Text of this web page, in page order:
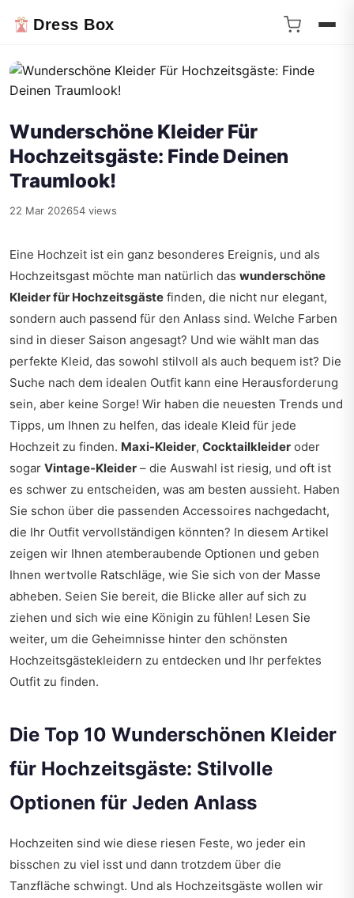
Dress Box
Wunderschöne Kleider Für
Hochzeitsgäste: Finde Deinen
Traumlook!
22 Mar 202654 views
Eine Hochzeit ist ein ganz besonderes Ereignis, und als
Hochzeitsgast möchte man natürlich das wunderschöne
Kleider für Hochzeitsgäste finden, die nicht nur elegant,
sondern auch passend für den Anlass sind. Welche Farben
sind in dieser Saison angesagt? Und wie wählt man das
perfekte Kleid, das sowohl stilvoll als auch bequem ist? Die
Suche nach dem idealen Outfit kann eine Herausforderung
sein, aber keine Sorge! Wir haben die neuesten Trends und
Tipps, um Ihnen zu helfen, das ideale Kleid für jede
Hochzeit zu finden. Maxi-Kleider, Cocktailkleider oder
sogar Vintage-Kleider – die Auswahl ist riesig, und oft ist
es schwer zu entscheiden, was am besten aussieht. Haben
Sie schon über die passenden Accessoires nachgedacht,
die Ihr Outfit vervollständigen könnten? In diesem Artikel
zeigen wir Ihnen atemberaubende Optionen und geben
Ihnen wertvolle Ratschläge, wie Sie sich von der Masse
abheben. Seien Sie bereit, die Blicke aller auf sich zu
ziehen und sich wie eine Königin zu fühlen! Lesen Sie
weiter, um die Geheimnisse hinter den schönsten
Hochzeitsgästekleidern zu entdecken und Ihr perfektes
Outfit zu finden.
Die Top 10 Wunderschönen Kleider
für Hochzeitsgäste: Stilvolle
Optionen für Jeden Anlass
Hochzeiten sind wie diese riesen Feste, wo jeder ein
bisschen zu viel isst und dann trotzdem über die
Tanzfläche schwingt. Und als Hochzeitsgäste wollen wir